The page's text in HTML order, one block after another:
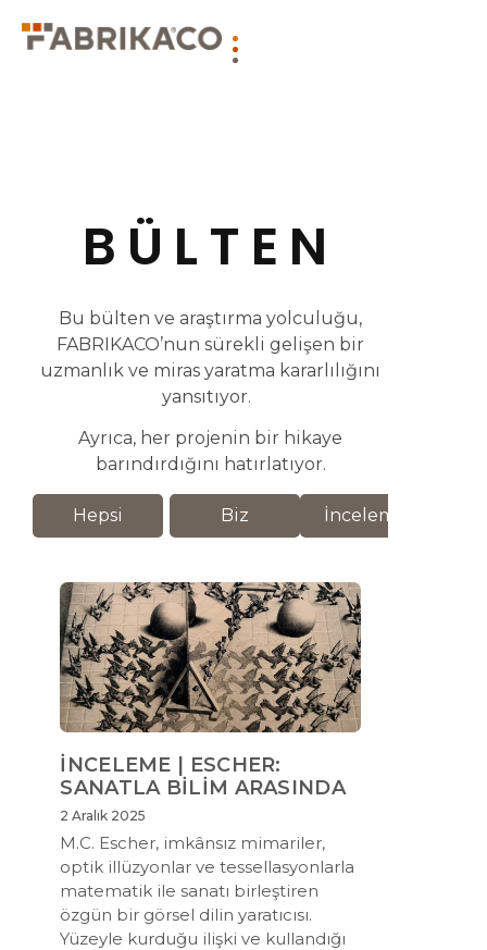
BÜLTEN
Bu bülten ve araştırma yolculuğu,
FABRIKACO’nun sürekli gelişen bir
uzmanlık ve miras yaratma kararlılığını
yansıtıyor.
Ayrıca, her projenin bir hikaye
barındırdığını hatırlatıyor.
Hepsi Biz İnceleme
İNCELEME | ESCHER:
SANATLA BİLİM ARASINDA
2 Aralık 2025
M.C. Escher, imkânsız mimariler,
optik illüzyonlar ve tessellasyonlarla
matematik ile sanatı birleştiren
özgün bir görsel dilin yaratıcısı.
Yüzeyle kurduğu ilişki ve kullandığı